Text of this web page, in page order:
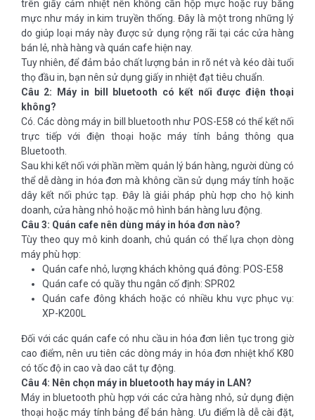
trên giấy cảm nhiệt nên không cần hộp mực hoặc ruy băng
mực như máy in kim truyền thống. Đây là một trong những lý
do giúp loại máy này được sử dụng rộng rãi tại các cửa hàng
bán lẻ, nhà hàng và quán cafe hiện nay.
Tuy nhiên, để đảm bảo chất lượng bản in rõ nét và kéo dài tuổi
thọ đầu in, bạn nên sử dụng giấy in nhiệt đạt tiêu chuẩn.
Câu 2: Máy in bill bluetooth có kết nối được điện thoại
không?
Có. Các dòng máy in bill bluetooth như POS-E58 có thể kết nối
trực tiếp với điện thoại hoặc máy tính bảng thông qua
Bluetooth.
Sau khi kết nối với phần mềm quản lý bán hàng, người dùng có
thể dễ dàng in hóa đơn mà không cần sử dụng máy tính hoặc
dây kết nối phức tạp. Đây là giải pháp phù hợp cho hộ kinh
doanh, cửa hàng nhỏ hoặc mô hình bán hàng lưu động.
Câu 3: Quán cafe nên dùng máy in hóa đơn nào?
Tùy theo quy mô kinh doanh, chủ quán có thể lựa chọn dòng
máy phù hợp:
Quán cafe nhỏ, lượng khách không quá đông: POS-E58
Quán cafe có quầy thu ngân cố định: SPR02
Quán cafe đông khách hoặc có nhiều khu vực phục vụ:
XP-K200L
Đối với các quán cafe có nhu cầu in hóa đơn liên tục trong giờ
cao điểm, nên ưu tiên các dòng máy in hóa đơn nhiệt khổ K80
có tốc độ in cao và dao cắt tự động.
Câu 4: Nên chọn máy in bluetooth hay máy in LAN?
Máy in bluetooth phù hợp với các cửa hàng nhỏ, sử dụng điện
thoại hoặc máy tính bảng để bán hàng. Ưu điểm là dễ cài đặt,